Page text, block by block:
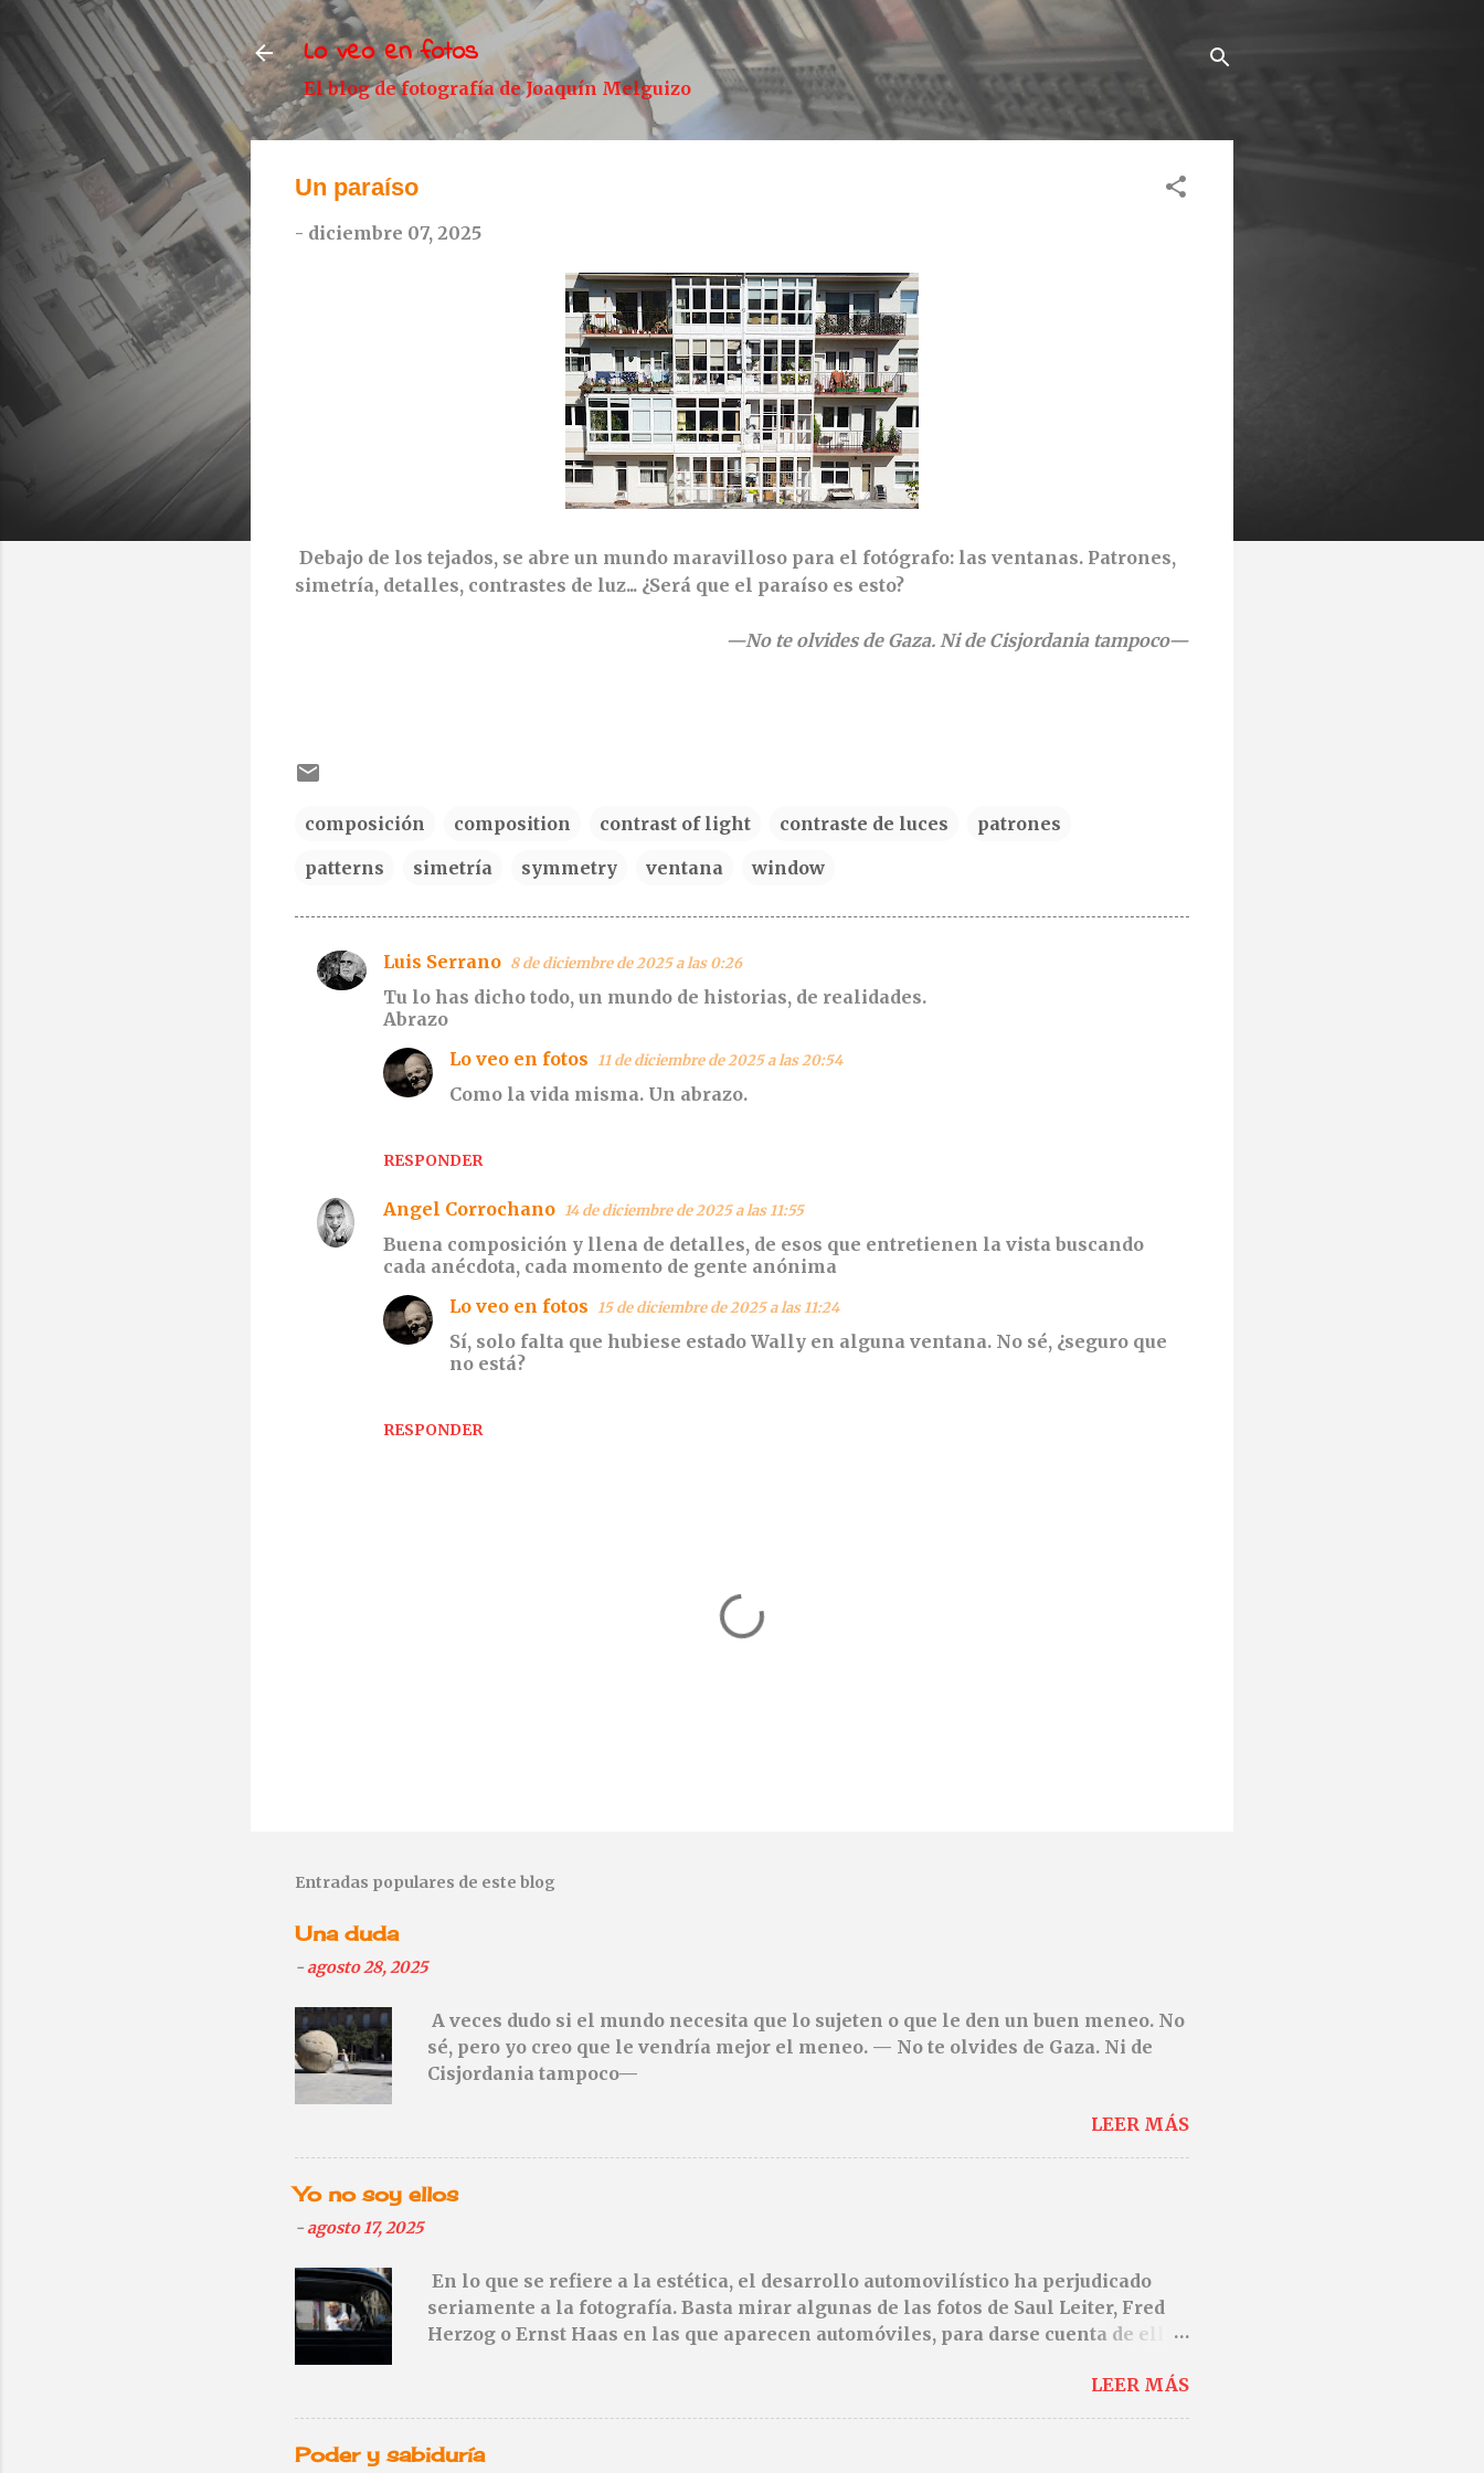
Ir al contenido principal
Lo veo en fotos
El blog de fotografía de Joaquín Melguizo
Un paraíso
- diciembre 07, 2025
Debajo de los tejados, se abre un mundo maravilloso para el fotógrafo: las ventanas. Patrones,
simetría, detalles, contrastes de luz... ¿Será que el paraíso es esto?
—No te olvides de Gaza. Ni de Cisjordania tampoco—
composición composition contrast of light contraste de luces
patrones
patterns
simetría symmetry ventana window
C
i
o
Luis Serrano 8 de diciembre de 2025 a las 0:26
Tu lo has dicho todo, un mundo de historias, de realidades.
Abrazo
RESPONDER
Lo veo en fotos 11 de diciembre de 2025 a las 20:54
Como la vida misma. Un abrazo.
Angel Corrochano 14 de diciembre de 2025 a las 11:55
Buena composición y llena de detalles, de esos que entretienen la vista buscando
cada anécdota, cada momento de gente anónima
RESPONDER
Lo veo en fotos 15 de diciembre de 2025 a las 11:24
Sí, solo falta que hubiese estado Wally en alguna ventana. No sé, ¿seguro que
no está?
l
a
r
n
c
o
m
a
r
i
o
Entradas populares de este blog
Una duda
-agosto 28, 2025
A veces dudo si el mundo necesita que lo sujeten o que le den un buen meneo. No
sé, pero yo creo que le vendría mejor el meneo. — No te olvides de Gaza. Ni de
Cisjordania tampoco—
LEER MÁS
Yo no soy ellos
-agosto 17, 2025
En lo que se refiere a la estética, el desarrollo automovilístico ha perjudicado
seriamente a la fotografía. Basta mirar algunas de las fotos de Saul Leiter, Fred
Herzog o Ernst Haas en las que aparecen automóviles, para darse cuenta de ello.
imágenes, sino que aparecían con sutileza como elementos del paisaje urbano.
Un auténtico disfrute perderse por sus fotos. No por los coches, sino por la
automóviles actuales no tienen esa estética tan "de foto", que desprendían los de
LEER MÁS
Poder y sabiduría